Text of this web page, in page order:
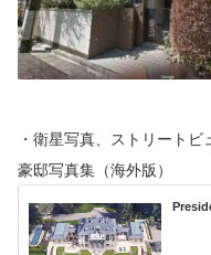
・衛星写真、ストリート
豪邸写真集（海外版）